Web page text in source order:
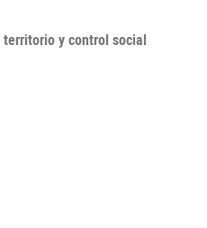
y control social